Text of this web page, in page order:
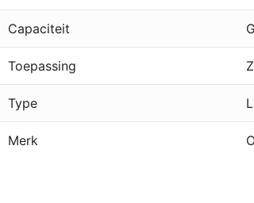
Capaciteit
Toepassing
Type
Merk